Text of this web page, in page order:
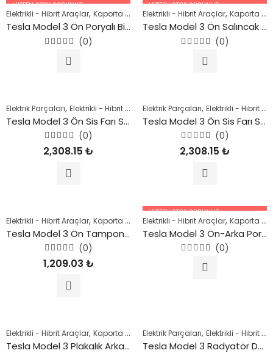
LÜTFEN STOK SORUNUZ.
05447227756
Elektrikli - Hibrit Araçlar, Kaporta Parçaları ,Model 3,Şase Parçaları,Tesla
Tesla Model 3 Ön Poryalı Bilya (4X4) DV4W 2018 Sonrası
üzerinden
(0)
LÜTFEN STOK SORUNUZ.
05447227756
Elektrikli - Hibrit Araçlar, Kaporta Parçaları
Tesla Model 3 Ön Salıncak Rotili Kol (Sağ/Sol) 2018 Sonrası
üzerinden
(0)
Elektrik Parçaları, Elektrikli - Hibrit Araçlar ,Kaporta Parçaları,Model 3,
Tesla Model 3 Ön Sis Farı Sağ 2018 Sonrası
5
üzerinden
(0)
2,308.15 ₺
Elektrik Parçaları, Elektrikli - Hibrit Araçlar
Tesla Model 3 Ön Sis Farı Sol 2018 Sonrası
5
üzerinden
(0)
2,308.15 ₺
Elektrikli - Hibrit Araçlar, Kaporta Parçaları ,Model 3,Model Y, Şase
Tesla Model 3 Ön Tampon Şok Emici (Alt) 2018 Sonrası
5
üzerinden
(0)
1,209.03 ₺
LÜTFEN STOK SORUNUZ.
05447227756
Elektrikli - Hibrit Araçlar, Kaporta Parçaları
Tesla Model 3 Ön-Arka Poryalı Bilya (4X4) DV4W (142MM) 2018 Sonrası
üzerinden
(0)
Elektrikli - Hibrit Araçlar, Kaporta Parçaları ,Model 3,Model Y,Şase
Tesla Model 3 Plakalık Arka Plaka Tutucu 2018 Sonrası
Elektrik Parçaları, Elektrikli - Hibrit Araçlar
Tesla Model 3 Radyatör Davlumbazı 2018 Sonrası